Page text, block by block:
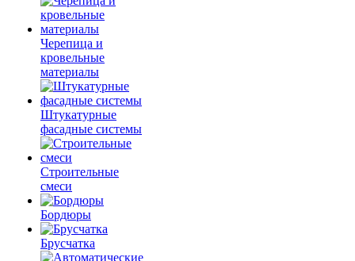
Черепица и
кровельные
материалы
Штукатурные
фасадные системы
Строительные
смеси
Бордюры
Брусчатка